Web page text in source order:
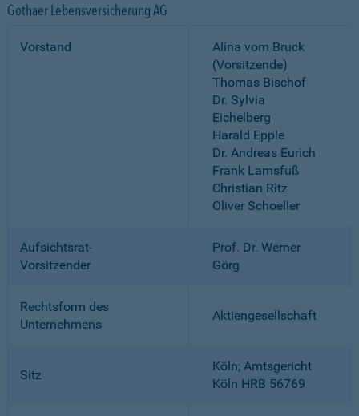
Gothaer Lebensversicherung AG
Vorstand
Alina vom Bruck
(Vorsitzende)
Thomas Bischof
Dr. Sylvia
Eichelberg
Harald Epple
Dr. Andreas Eurich
Frank Lamsfuß
Christian Ritz
Oliver Schoeller
Aufsichtsrat-
Vorsitzender
Prof. Dr. Werner
Görg
Rechtsform des
Unternehmens
Aktiengesellschaft
Sitz
Köln; Amtsgericht
Köln HRB 56769